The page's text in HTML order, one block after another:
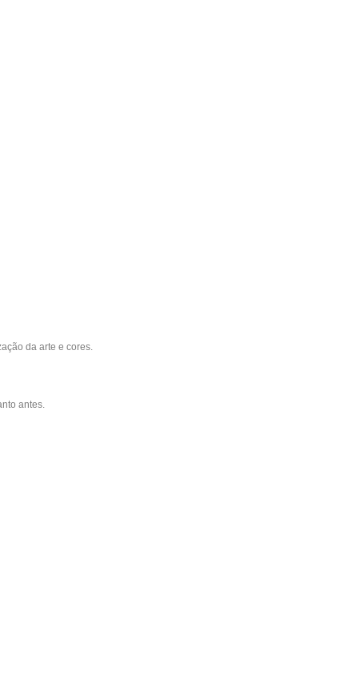
da arte e cores.
antes.